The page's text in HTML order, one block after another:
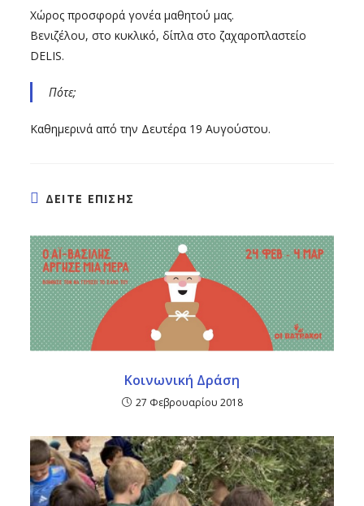
Χώρος προσφορά γονέα μαθητού μας.
Βενιζέλου, στο κυκλικό, δίπλα στο ζαχαροπλαστείο
DELIS.
Πότε;
Καθημερινά από την Δευτέρα 19 Αυγούστου.
ΔΕΙΤΕ ΕΠΙΣΗΣ
Κοινωνική Δράση
27 Φεβρουαρίου 2018